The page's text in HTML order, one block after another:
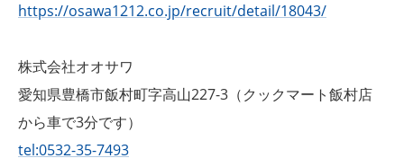
https://osawa1212.co.jp/recruit/detail/18043/
株式会社オオサワ
愛知県豊橋市飯村町字高山227-3（クックマート飯村店
から車で3分です）
tel:0532-35-7493